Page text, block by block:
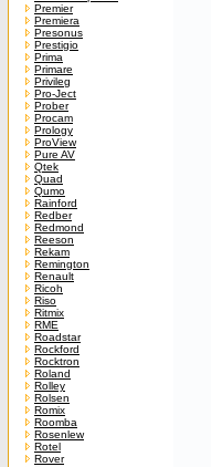
Premier
Premiera
Presonus
Prestigio
Prima
Primare
Privileg
Pro-Ject
Prober
Procam
Prology
ProView
Pure AV
Qtek
Quad
Qumo
Rainford
Redber
Redmond
Reeson
Rekam
Remington
Renault
Ricoh
Riso
Ritmix
RME
Roadstar
Rockford
Rocktron
Roland
Rolley
Rolsen
Romix
Roomba
Rosenlew
Rotel
Rover